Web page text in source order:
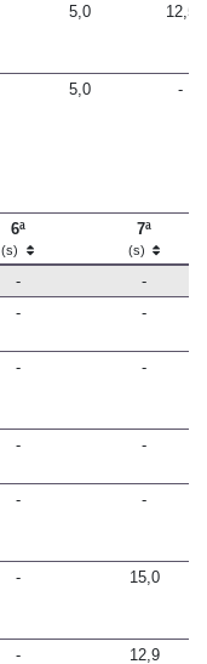
5,0 12,5
5,0 -
6ª
(s)
7ª
(s)
-
-
- -
- -
- -
- -
- 15,0
- 12,9